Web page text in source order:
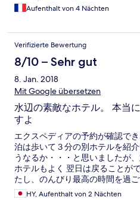
Aufenthalt von 4 Nächten
Verifizierte Bewertung
8/10 – Sehr gut
8. Jan. 2018
Mit Google übersetzen
水辺の素敵なホテル。 本当
すよ
エクスペディアの予約が確認で
泊は歩いて３分の別ホテルを紹
うなるか・・・と思いましたが
ホテルもよく 翌日は戻ることが
たし、のんびり最高の時間を過
トのマネージャさんは英語もOK
HY, Aufenthalt von 2 Nächten